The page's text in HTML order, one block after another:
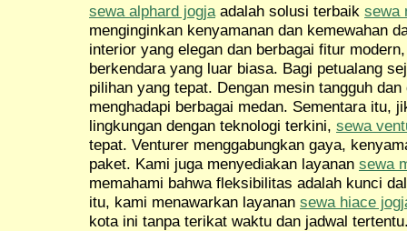
sewa alphard jogja adalah solusi terbaik sewa
menginginkan kenyamanan dan kemewahan
interior yang elegan dan berbagai fitur
berkendara yang luar biasa. Bagi petualang
pilihan yang tepat. Dengan mesin tangguh
menghadapi berbagai medan. Sementara itu,
lingkungan dengan teknologi terkini, sewa
tepat. Venturer menggabungkan gaya,
paket. Kami juga menyediakan layanan sewa
memahami bahwa fleksibilitas adalah kunci
itu, kami menawarkan layanan sewa hiace
kota ini tanpa terikat waktu dan jadwal